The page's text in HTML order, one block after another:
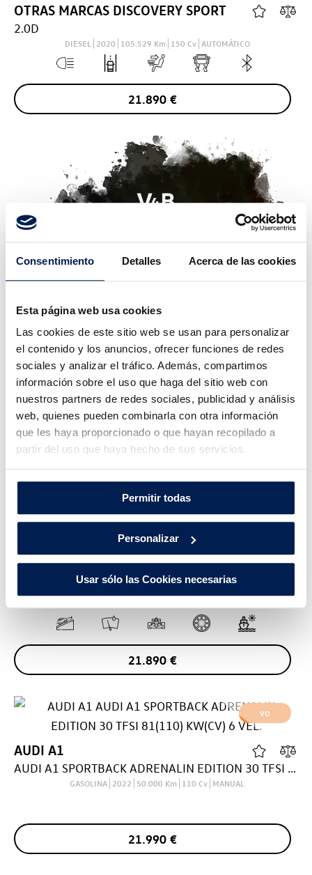
Consentimiento Detalles Acerca de las cookies
Esta página web usa cookies
Las cookies de este sitio web se usan para personalizar
el contenido y los anuncios, ofrecer funciones de redes
sociales y analizar el tráfico. Además, compartimos
información sobre el uso que haga del sitio web con
nuestros partners de redes sociales, publicidad y análisis
web, quienes pueden combinarla con otra información
que les haya proporcionado o que hayan recopilado a
partir del uso que haya hecho de sus servicios.
Permitir todas
Personalizar
Usar sólo las Cookies necesarias
OTRAS MARCAS DISCOVERY SPORT
2.0D
DIESEL 2020 105.529 Km 150 Cv AUTOMÁTICO
21.890 €
VOLKSWAGEN
TODOTERRENO 1.0 TSI 81KW SPORT 110 5P
21.890 €
VO
AUDI A1
AUDI A1 SPORTBACK ADRENALIN EDITION 30 TFSI 81(110) KW(CV) 6 VEL.
GASOLINA 2022 50.000 Km 110 Cv MANUAL
21.990 €